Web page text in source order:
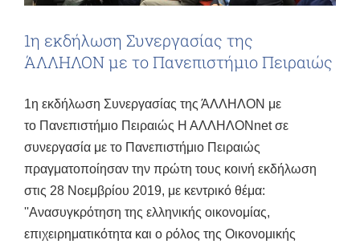
1η εκδήλωση Συνεργασίας της
ΆΛΛΗΛΟΝ με το Πανεπιστήμιο Πειραιώς
1η εκδήλωση Συνεργασίας της ΆΛΛΗΛΟΝ με
το Πανεπιστήμιο Πειραιώς Η ΑΛΛΗΛΟΝnet σε
συνεργασία με το Πανεπιστήμιο Πειραιώς
πραγματοποίησαν την πρώτη τους κοινή εκδήλωση
στις 28 Νοεμβρίου 2019, με κεντρικό θέμα:
''Ανασυγκρότηση της ελληνικής οικονομίας,
επιχειρηματικότητα και ο ρόλος της Οικονομικής